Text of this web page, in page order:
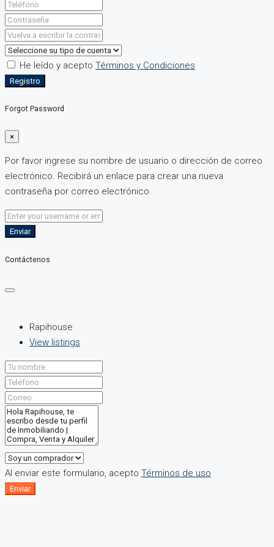
He leído y acepto Términos y Condiciones
Registro
Forgot Password
×
Por favor ingrese su nombre de usuario o dirección de correo
electrónico. Recibirá un enlace para crear una nueva
contraseña por correo electrónico.
Enviar
Contáctenos
Rapihouse
View listings
Al enviar este formulario, acepto Términos de uso
Enviar